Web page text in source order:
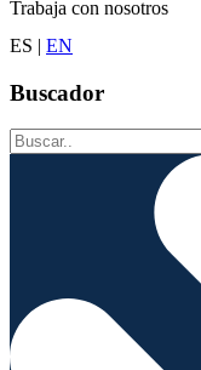
Trabaja con nosotros
ES | EN
Buscador